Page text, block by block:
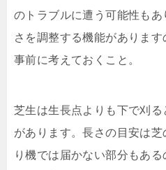
のトラブルに遭う可能性も
さを調整する機能がありま
事前に考えておくこと。
芝生は生長点よりも下で刈
があります。長さの目安は芝
り機では届かない部分もあ